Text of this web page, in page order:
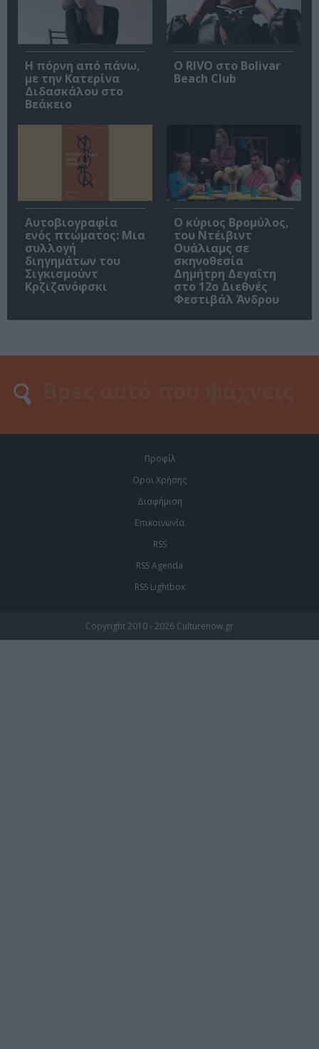
Η πόρνη από πάνω,
με την Κατερίνα
Διδασκάλου στο
Βεάκειο
Ο RIVO στο Bolivar
Beach Club
Αυτοβιογραφία
ενός πτώματος: Μια
συλλογή
διηγημάτων του
Σιγκισμούντ
Κρζιζανόφσκι
O κύριος Βρομύλος,
του Ντέιβιντ
Ουάλιαμς σε
σκηνοθεσία
Δημήτρη Δεγαΐτη
στο 12ο Διεθνές
Φεστιβάλ Άνδρου
Προφίλ
Οροι Χρήσης
Διαφήμιση
Επικοινωνία
RSS
RSS Agenda
RSS Lightbox
Copyright 2010 - 2026 Culturenow.gr